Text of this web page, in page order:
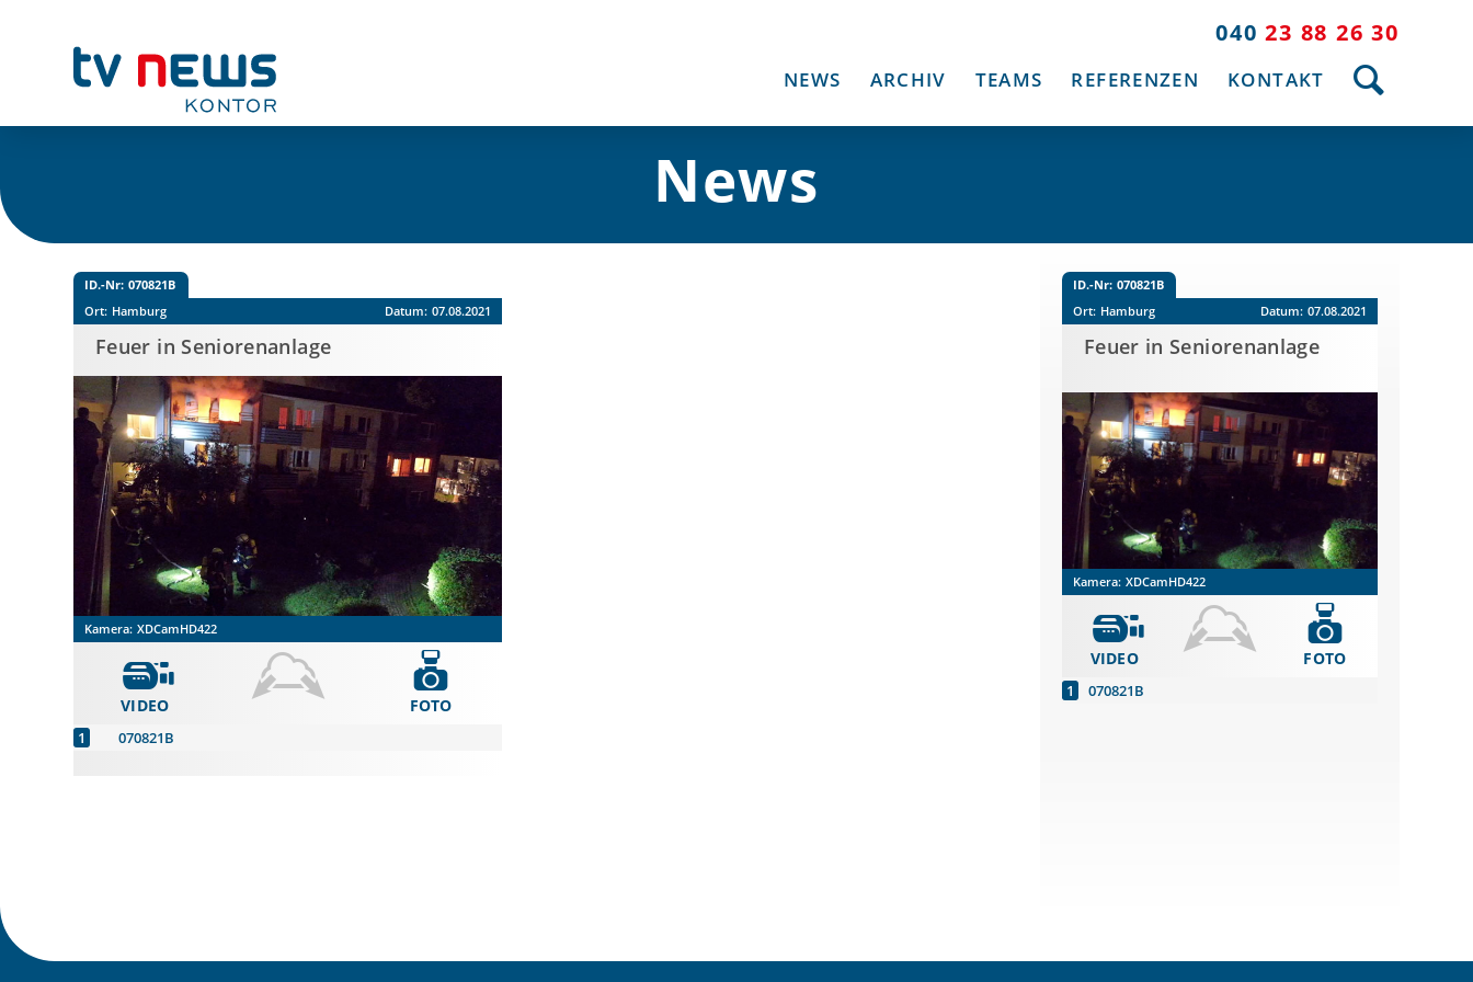
040 23 88 26 30
NEWS ARCHIV TEAMS REFERENZEN KONTAKT
News
ID.-Nr: 070821B
Ort: Hamburg Datum: 07.08.2021
Feuer in Seniorenanlage
Kamera: XDCamHD422
VIDEO
070821B
FOTO
ID.-Nr: 070821B
Ort: Hamburg Datum: 07.08.2021
Feuer in Seniorenanlage
Kamera: XDCamHD422
VIDEO
070821B
FOTO